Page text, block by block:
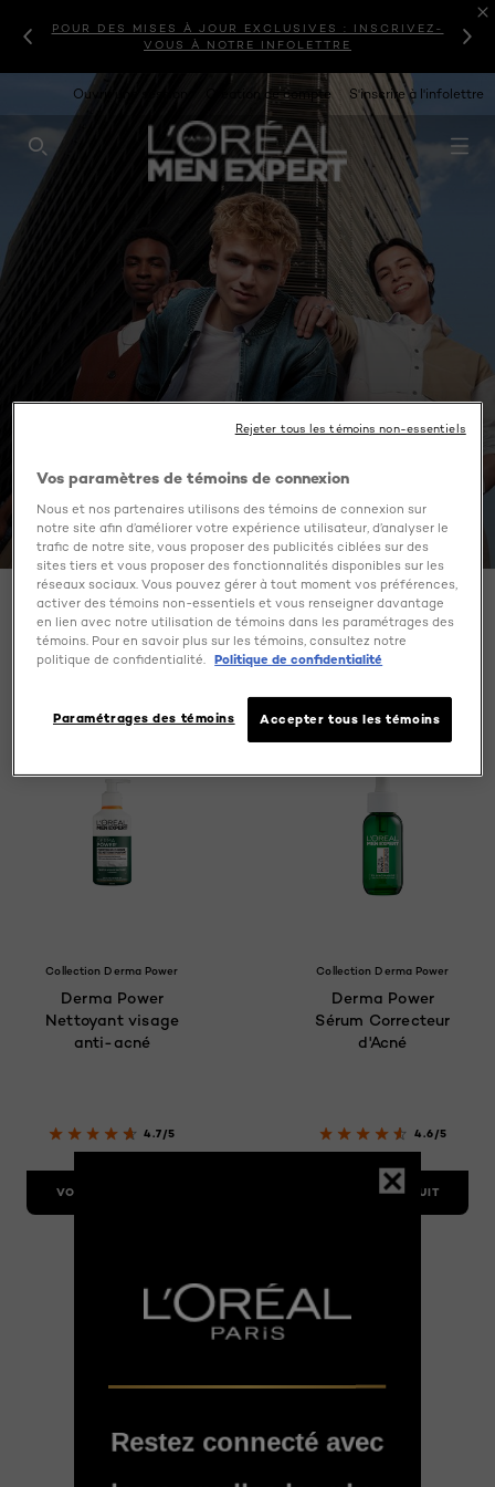
POUR DES MISES À JOUR EXCLUSIVES : INSCRIVEZ-
VOUS À NOTRE INFOLETTRE
Ouvrir une session Création de compte S'inscrire à l'infolettre
RECHERCHE CE SITE
DERMA POWER
3 result(s)
SPECIFY MY NEEDS
Collection Derma Power
Derma Power
Nettoyant visage
anti-acné
4.7/5
VOIR LE PRODUIT
Collection Derma Power
Derma Power
Sérum Correcteur
d'Acné
4.6/5
VOIR LE PRODUIT
Restez connecté avec
Vos paramètres de témoins de connexion
Nous et nos partenaires utilisons des témoins de connexion sur
notre site afin d’améliorer votre expérience utilisateur, d’analyser le
trafic de notre site, vous proposer des publicités ciblées sur des
sites tiers et vous proposer des fonctionnalités disponibles sur les
réseaux sociaux. Vous pouvez gérer à tout moment vos préférences,
activer des témoins non-essentiels et vous renseigner davantage
en lien avec notre utilisation de témoins dans les paramétrages des
témoins. Pour en savoir plus sur les témoins, consultez notre
politique de confidentialité. Politique de confidentialité
Accepter tous les témoins
Paramétrages des témoins
Rejeter tous les témoins non-essentiels